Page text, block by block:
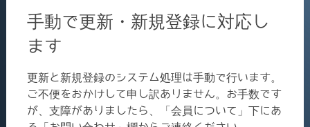
手動で更新・新規登録に対応し
ます
更新と新規登録のシステム処理は手動で行います。
ご不便をおかけして申し訳ありません。お手数です
が、支障がありましたら、「会員について」下にあ